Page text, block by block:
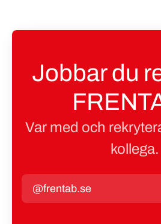
Jobbar du
Var med och
kollega.
@frentab.se